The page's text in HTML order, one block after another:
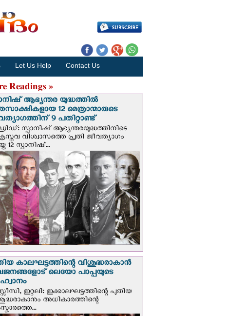
Let Us Help Contact Us
Readings »
ആഭ്യന്തര യുദ്ധത്തില്‍
12 മെത്രാന്മാരുടെ
9 പതിറ്റാണ്ട്
സ്പാനിഷ് ആഭ്യന്തരയുദ്ധത്തിനിടെ
വിശ്വാസത്തെ പ്രതി ജീവത്യാഗം
12 സ്പാനിഷ്...
കാലഘട്ടത്തിന്റെ വിശുദ്ധരാകാന്‍
ലെയോ പാപ്പയുടെ
ഇറ്റലി: ഇക്കാലഘട്ടത്തിന്റെ പുതിയ
അധികാരത്തിന്റെ